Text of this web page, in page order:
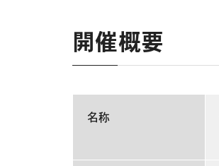
開催概要
名称